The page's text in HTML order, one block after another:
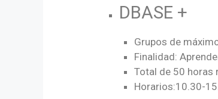
DBASE +
Grupos de
Finalidad:
Total de 50 horas
Horarios:10.30-